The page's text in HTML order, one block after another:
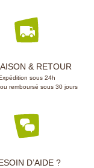
& RETOUR
sous 24h
remboursé sous 30 jours
D’AIDE ?